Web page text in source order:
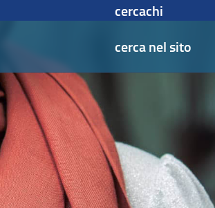
cercachi
cerca nel sito